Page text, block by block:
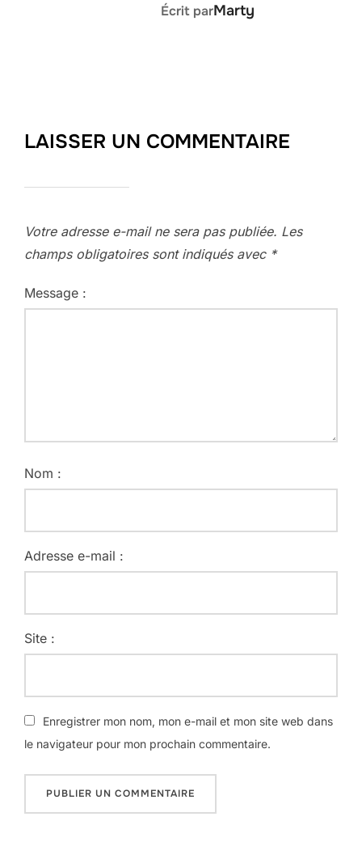
Écrit parMarty
LAISSER UN COMMENTAIRE
Votre adresse e-mail ne sera pas publiée. Les
champs obligatoires sont indiqués avec *
Message :
Nom :
Adresse e-mail :
Site :
Enregistrer mon nom, mon e-mail et mon site web dans
le navigateur pour mon prochain commentaire.